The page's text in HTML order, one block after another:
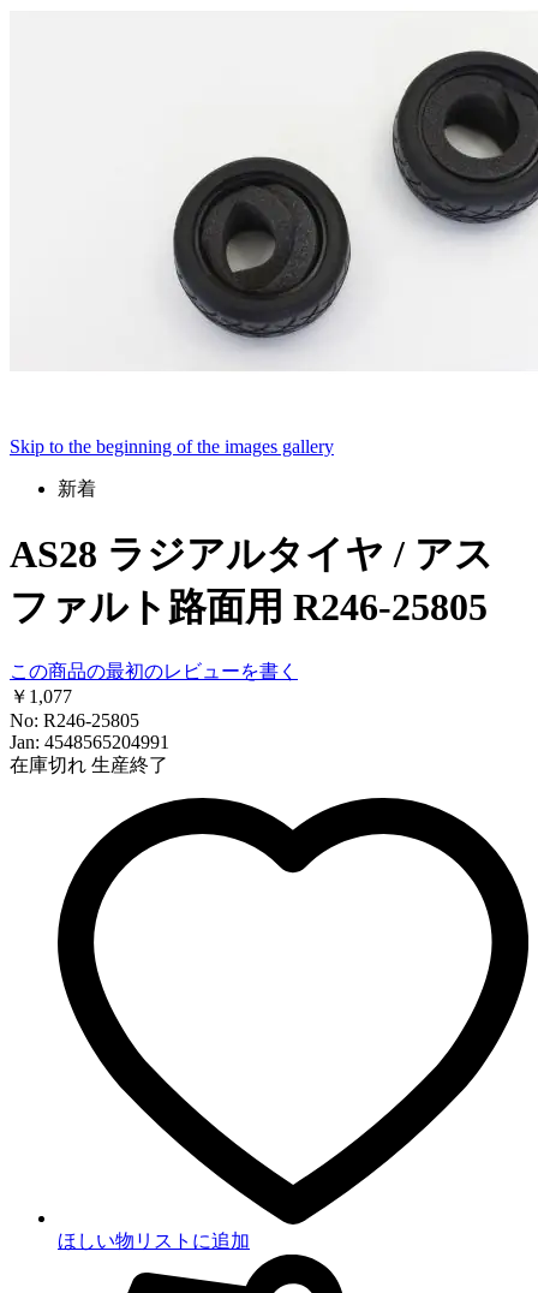
Skip to the beginning of the images gallery
新着
AS28 ラジアルタイヤ / アス
ファルト路面用 R246-25805
この商品の最初のレビューを書く
￥1,077
No: R246-25805
Jan: 4548565204991
在庫切れ 生産終了
ほしい物リストに追加